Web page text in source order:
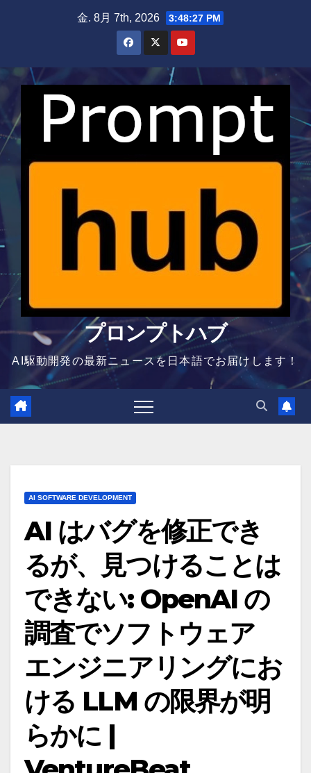
金. 8月 7th, 2026 3:48:28 PM
プロンプトハブ
AI駆動開発の最新ニュースを日本語でお届けします！
AI SOFTWARE DEVELOPMENT
AI はバグを修正でき
るが、見つけることは
できない: OpenAI の
調査でソフトウェア
エンジニアリングにお
ける LLM の限界が明
らかに |